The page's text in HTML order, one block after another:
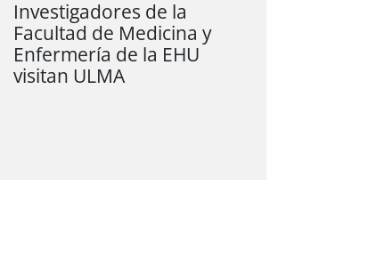
Investigadores de la
Facultad de Medicina y
Enfermería de la EHU
visitan ULMA